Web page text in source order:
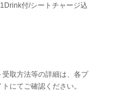
付/シートチャージ込
受取方法等の詳細は、各プ
にてご確認ください。